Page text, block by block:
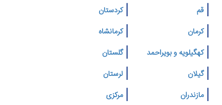
قم
کردستان
کرمان
کرمانشاه
کهگیلویه و بویراحمد
گلستان
گیلان
لرستان
مازندران
مرکزی